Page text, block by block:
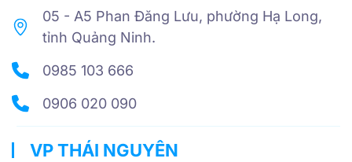
05 - A5 Phan Đăng Lưu, phường Hạ Long,
tỉnh Quảng Ninh.
0985 103 666
0906 020 090
VP THÁI NGUYÊN